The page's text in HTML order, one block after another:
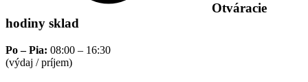
Otváracie
hodiny sklad
Po – Pia: 08:00 – 16:30
(výdaj / príjem)